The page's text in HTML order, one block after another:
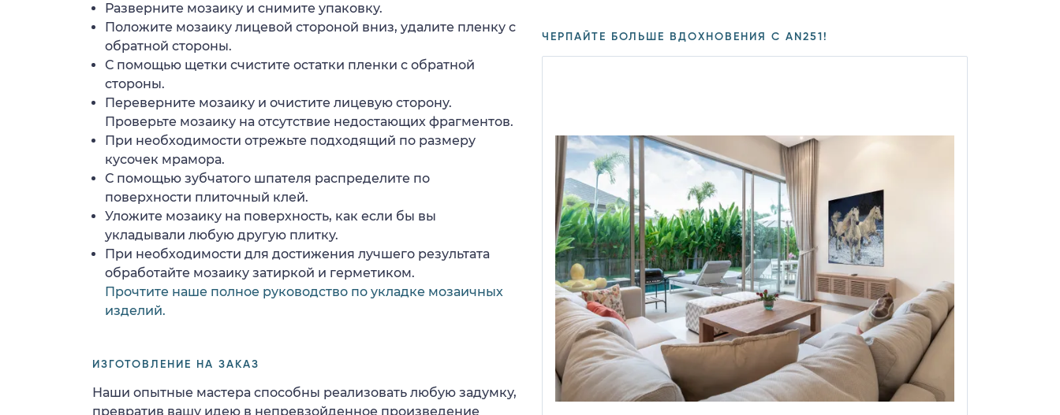
ЧЕРПАЙТЕ БОЛЬШЕ ВДОХНОВЕНИЯ С AN251!
Разверните мозаику и снимите упаковку.
Положите мозаику лицевой стороной вниз, удалите пленку с
обратной стороны.
С помощью щетки счистите остатки пленки с обратной
стороны.
Переверните мозаику и очистите лицевую сторону.
Проверьте мозаику на отсутствие недостающих фрагментов.
При необходимости отрежьте подходящий по размеру
кусочек мрамора.
С помощью зубчатого шпателя распределите по
поверхности плиточный клей.
Уложите мозаику на поверхность, как если бы вы
укладывали любую другую плитку.
При необходимости для достижения лучшего результата
обработайте мозаику затиркой и герметиком.
Прочтите наше полное руководство по укладке мозаичных
изделий.
ИЗГОТОВЛЕНИЕ НА ЗАКАЗ
Наши опытные мастера способны реализовать любую задумку,
превратив вашу идею в непревзойденное произведение